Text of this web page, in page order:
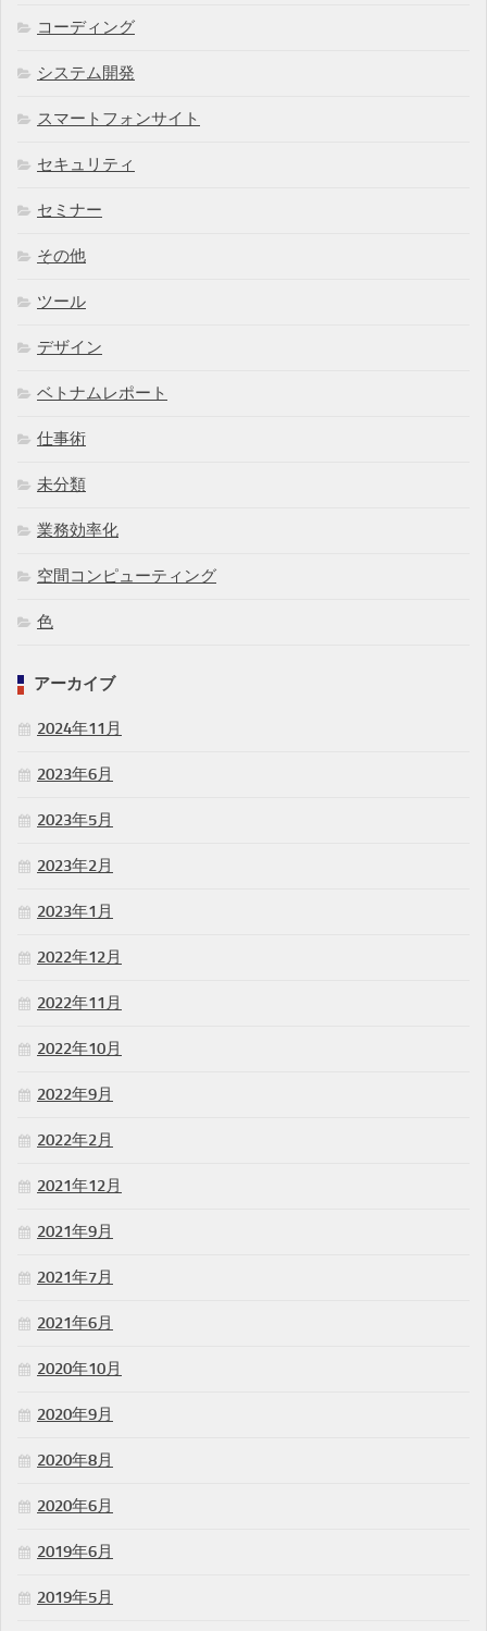
コーディング
システム開発
スマートフォンサイト
セキュリティ
セミナー
その他
ツール
デザイン
ベトナムレポート
仕事術
未分類
業務効率化
空間コンピューティング
色
アーカイブ
2024年11月
2023年6月
2023年5月
2023年2月
2023年1月
2022年12月
2022年11月
2022年10月
2022年9月
2022年2月
2021年12月
2021年9月
2021年7月
2021年6月
2020年10月
2020年9月
2020年8月
2020年6月
2019年6月
2019年5月